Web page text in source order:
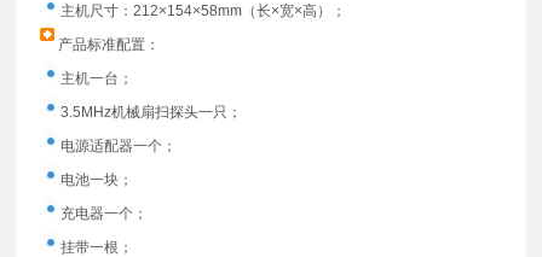
主机尺寸：212×154×58mm（长×宽×高）；
产品标准配置：
主机一台；
3.5MHz机械扇扫探头一只；
电源适配器一个；
电池一块；
充电器一个；
挂带一根；